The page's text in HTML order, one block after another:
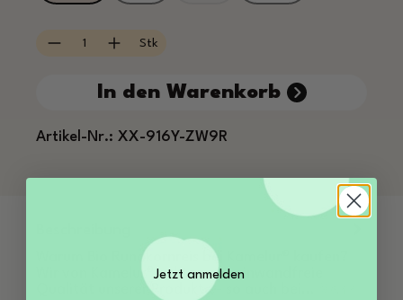
Produkt Anzahl: Gib den gewünschten
Stk
In den Warenkorb
Artikel-Nr.: XX-916Y-ZW9R
Warum Bio Rundkornreis bei Kamelur® kaufen?
Wir von Kamelur® achten auf einwandfreie
Qualität unserer Produkte - so auch bei…
Jetzt anmelden